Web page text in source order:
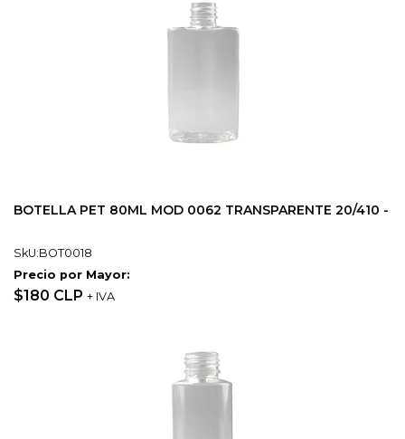
BOTELLA PET 80ML MOD 0062 TRANSPARENTE 20/410 -
SkU:BOT0018
Precio por Mayor:
$180 CLP + IVA